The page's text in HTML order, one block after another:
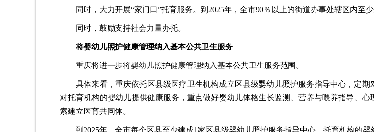
同时，大力开展“家门口”托育服务。到2025年，全市90％以上的街道办事处辖区内至
同时，鼓励支持社会力量办托。
将婴幼儿照护健康管理纳入基本公共卫生服务
重庆将进一步将婴幼儿照护健康管理纳入基本公共卫生服务范围。
具体来看，重庆依托区县级医疗卫生机构成立区县级婴幼儿照护服务指导中心，定
对托育机构的婴幼儿提供健康服务，重点做好婴幼儿体格生长监测、营养与喂养指导、
索建立医育共同体。
到2025年，全市每个区县至少建成1家区县级婴幼儿照护服务指导中心，托育机构的婴